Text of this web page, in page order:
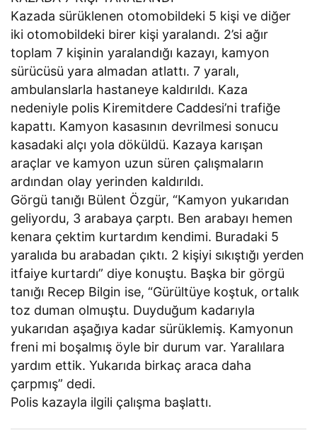
Kazada sürüklenen otomobildeki 5 kişi ve diğer
iki otomobildeki birer kişi yaralandı. 2’si ağır
toplam 7 kişinin yaralandığı kazayı, kamyon
sürücüsü yara almadan atlattı. 7 yaralı,
ambulanslarla hastaneye kaldırıldı. Kaza
nedeniyle polis Kiremitdere Caddesi’ni trafiğe
kapattı. Kamyon kasasının devrilmesi sonucu
kasadaki alçı yola döküldü. Kazaya karışan
araçlar ve kamyon uzun süren çalışmaların
ardından olay yerinden kaldırıldı.
Görgü tanığı Bülent Özgür, “Kamyon yukarıdan
geliyordu, 3 arabaya çarptı. Ben arabayı hemen
kenara çektim kurtardım kendimi. Buradaki 5
yaralıda bu arabadan çıktı. 2 kişiyi sıkıştığı yerden
itfaiye kurtardı” diye konuştu. Başka bir görgü
tanığı Recep Bilgin ise, “Gürültüye koştuk, ortalık
toz duman olmuştu. Duyduğum kadarıyla
yukarıdan aşağıya kadar sürüklemiş. Kamyonun
freni mi boşalmış öyle bir durum var. Yaralılara
yardım ettik. Yukarıda birkaç araca daha
çarpmış” dedi.
Polis kazayla ilgili çalışma başlattı.